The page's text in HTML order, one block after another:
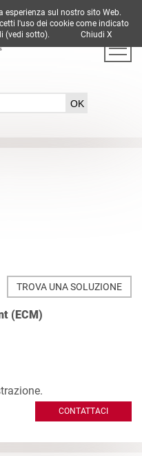
DE EN ES FR IT
TROVA UNA SOLUZIONE
(ECM)
CONTATTACI
sul nostro sito Web.
l'uso dei cookie come indicato
(vedi sotto). Chiudi X